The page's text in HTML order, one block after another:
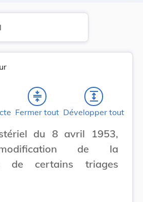
compress
Fermer tout
expand
Développer tout
du 8 avril 1953,
de la
de certains triages